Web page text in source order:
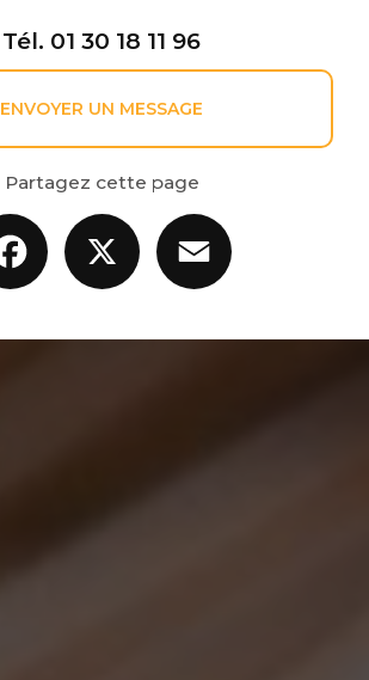
Tél. 01 30 18 11 96
ENVOYER UN MESSAGE
Partagez cette page
Facebook